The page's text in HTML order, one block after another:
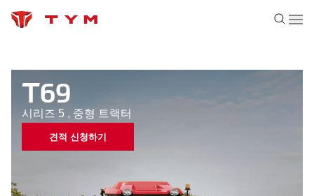
T69
시리즈 5 , 중형 트랙터
견적 신청하기